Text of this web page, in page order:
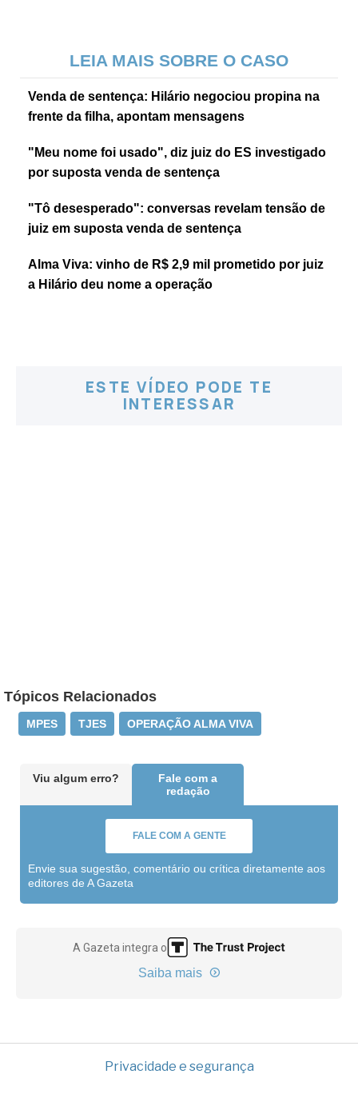
LEIA MAIS SOBRE O CASO
Venda de sentença: Hilário negociou propina na
frente da filha, apontam mensagens
"Meu nome foi usado", diz juiz do ES investigado
por suposta venda de sentença
"Tô desesperado": conversas revelam tensão de
juiz em suposta venda de sentença
Alma Viva: vinho de R$ 2,9 mil prometido por juiz
a Hilário deu nome a operação
ESTE VÍDEO PODE TE
INTERESSAR
Tópicos Relacionados
MPES TJES OPERAÇÃO ALMA VIVA
Viu algum erro?
Fale com a
redação
FALE COM A GENTE
Envie sua sugestão, comentário ou crítica diretamente aos
editores de A Gazeta
A Gazeta integra o
Saiba mais
Privacidade e segurança